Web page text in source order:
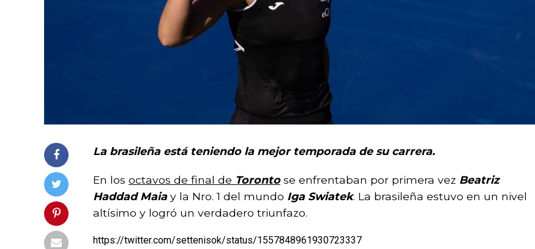
La brasileña está teniendo la mejor temporada de su carrera.
En los octavos de final de Torontose enfrentaban por primera vez Beatriz
Haddad Maiay la Nro. 1 del mundo Iga Swiatek. La brasileña estuvo en un nivel
altísimo y logró un verdadero triunfazo.
https://twitter.com/settenisok/status/1557848961930723337